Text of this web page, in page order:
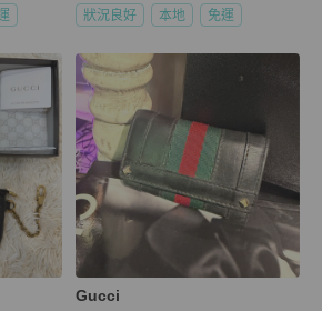
狀況良好 本地 免運
Gucci